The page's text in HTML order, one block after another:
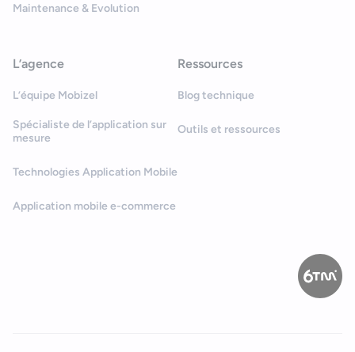
Maintenance & Evolution
L’agence
L’équipe Mobizel
Spécialiste de l’application sur
mesure
Technologies Application Mobile
Application mobile e-commerce
Ressources
Blog technique
Outils et ressources